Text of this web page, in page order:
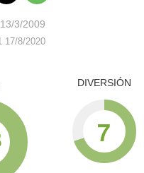
13/3/2009
17/8/2020
DIVERSIÓN
7